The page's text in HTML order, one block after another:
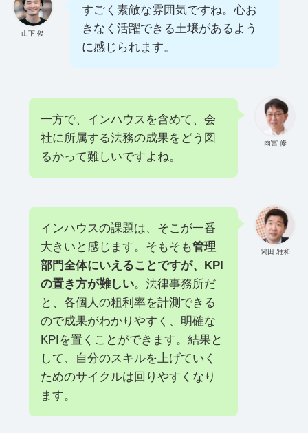
山下 俊
すごく素敵な雰囲気ですね。心お
きなく活躍できる土壌があるよう
に感じられます。
雨宮 修
一方で、インハウスを含めて、会
社に所属する法務の成果をどう図
るかって難しいですよね。
関田 雅和
インハウスの課題は、そこが一番
大きいと感じます。そもそも管理
部門全体にいえることですが、KPI
の置き方が難しい。法律事務所だ
と、各個人の粗利率を計測できる
ので成果がわかりやすく、明確な
KPIを置くことができます。結果と
して、自分のスキルを上げていく
ためのサイクルは回りやすくなり
ます。